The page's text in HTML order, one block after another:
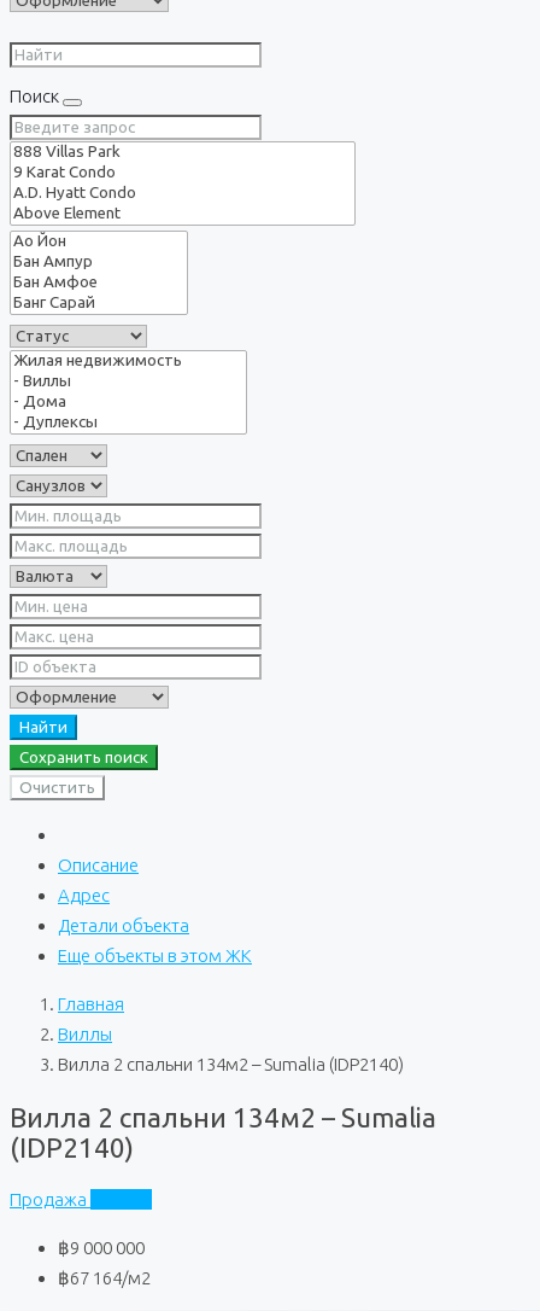
Поиск
Найти
Сохранить поиск
Очистить
Описание
Адрес
Детали объекта
Еще объекты в этом ЖК
Главная
Виллы
Вилла 2 спальни 134м2 – Sumalia (IDP2140)
Вилла 2 спальни 134м2 – Sumalia
(IDP2140)
Продажа
฿9 000 000
฿67 164/м2